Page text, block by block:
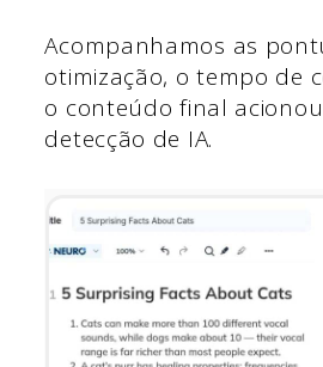
Acompanhamos as
otimização, o tempo de
o conteúdo final
detecção de IA.